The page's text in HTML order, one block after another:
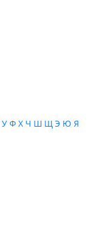
У Ф Х Ч Ш Щ Э Ю Я